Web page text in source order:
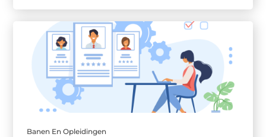
Banen En Opleidingen